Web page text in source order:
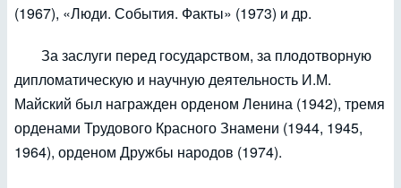
(1967), «Люди. События. Факты» (1973) и др.
За заслуги перед государством, за плодотворную
дипломатическую и научную деятельность И.М.
Майский был награжден орденом Ленина (1942), тремя
орденами Трудового Красного Знамени (1944, 1945,
1964), орденом Дружбы народов (1974).